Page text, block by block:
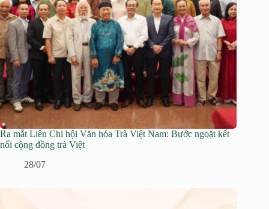
Ra mắt Liên Chi hội Văn hóa Trà Việt Nam: Bước ngoặt kết
nối cộng đồng trà Việt
28/07